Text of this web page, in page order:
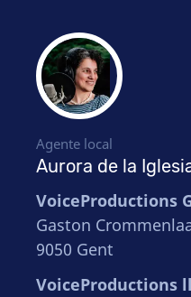
Agente local
Aurora de la
VoiceProductions
Gaston
9050 Gent
VoiceProductions